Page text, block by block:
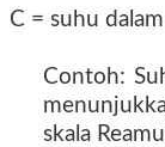
C = suhu
Contoh:
skala